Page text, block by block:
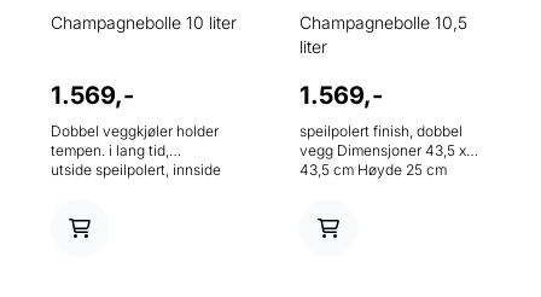
Champagnebolle 10 liter
1.569,-
Dobbel veggkjøler holder
tempen. i lang tid,
utside speilpolert, innside
10 l Materiale rustfritt stål
Champagnebolle 10,5
liter
1.569,-
speilpolert finish, dobbel
vegg Dimensjoner 43,5 x
43,5 cm Høyde 25 cm